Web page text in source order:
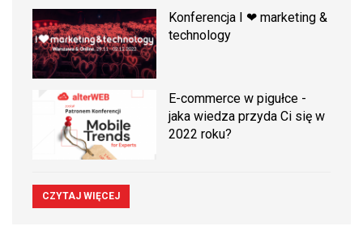
Konferencja I ❤ marketing &
technology
E-commerce w pigułce -
jaka wiedza przyda Ci się w
2022 roku?
CZYTAJ WIĘCEJ